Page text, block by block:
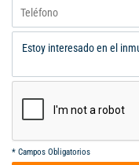
* Campos Obligatorios